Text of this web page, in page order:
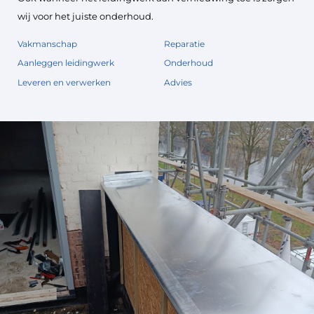
wij voor het juiste onderhoud.
Vakmanschap
Aanleggen leidingwerk
Leveren en verwerken
Reparatie
Onderhoud
Advies